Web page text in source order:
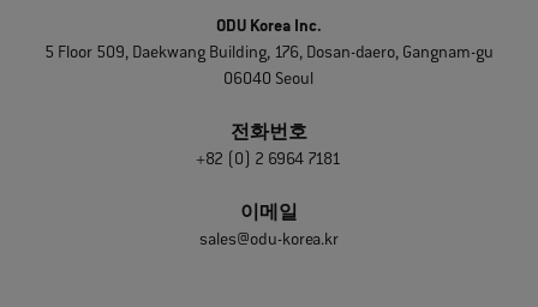
ODU Korea Inc.
5 Floor 509, Daekwang Building, 176, Dosan-daero, Gangnam-gu
06040 Seoul
전화번호
+82 (0) 2 6964 7181
이메일
sales@odu-korea.kr